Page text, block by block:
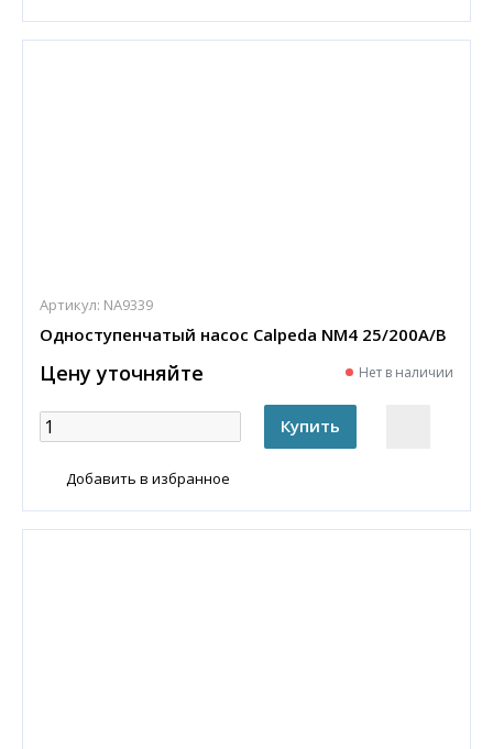
Артикул: NA9339
Одноступенчатый насос Calpeda NM4 25/200A/B
Цену уточняйте Нет в наличии
Добавить в избранное